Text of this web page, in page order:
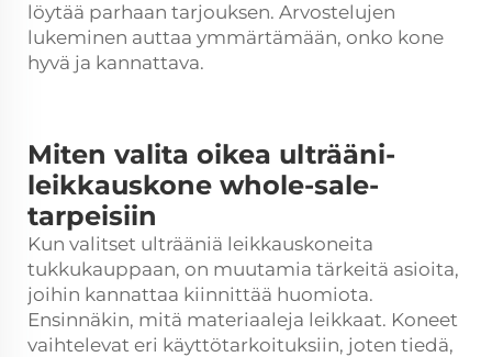
löytää parhaan tarjouksen. Arvostelujen
lukeminen auttaa ymmärtämään, onko kone
hyvä ja kannattava.
Miten valita oikea ulträäni-
leikkauskone whole-sale-
tarpeisiin
Kun valitset ulträäniä leikkauskoneita
tukkukauppaan, on muutamia tärkeitä asioita,
joihin kannattaa kiinnittää huomiota.
Ensinnäkin, mitä materiaaleja leikkaat. Koneet
vaihtelevat eri käyttötarkoituksiin, joten tiedä,